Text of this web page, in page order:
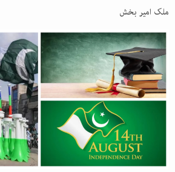
ملک امیر بخش